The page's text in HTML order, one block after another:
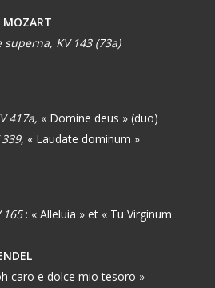
MOZART
superna, KV 143 (73a)
417a, « Domine deus » (duo)
« Laudate dominum »
165: « Alleluia » et « Tu Virginum
caro e dolce mio tesoro »